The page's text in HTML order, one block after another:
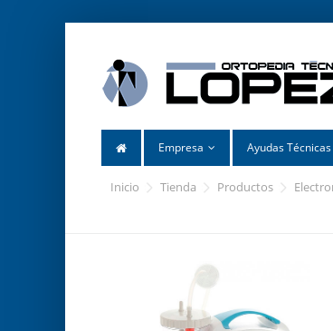
Empresa Ayudas Técnicas
inicio tienda productos